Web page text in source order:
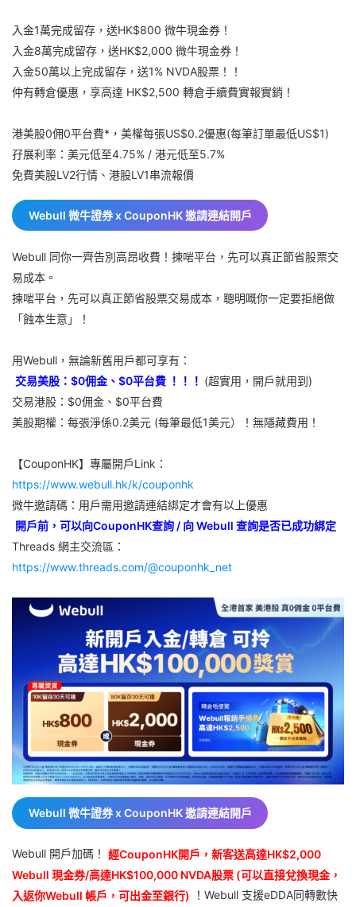
入金1萬完成留存，送HK$800 微牛現金券！
入金8萬完成留存，送HK$2,000 微牛現金券！
入金50萬以上完成留存，送1% NVDA股票！！
仲有轉倉優惠，享高達 HK$2,500 轉倉手續費實報實銷！
港美股0佣0平台費*，美權每張US$0.2優惠(每筆訂單最低US$1)
孖展利率：美元低至4.75% / 港元低至5.7%
免費美股LV2行情、港股LV1串流報價
Webull 微牛證券 x CouponHK 邀請連結開戶
Webull 同你一齊告別高昂收費！揀啱平台，先可以真正節省股票交
易成本。
揀啱平台，先可以真正節省股票交易成本，聰明嘅你一定要拒絕做
「蝕本生意」！
用Webull，無論新舊用戶都可享有：
交易美股：$0佣金、$0平台費 ！！！ (超實用，開戶就用到)
交易港股：$0佣金、$0平台費
美股期權：每張淨係0.2美元 (每筆最低1美元）！無隱藏費用！
【CouponHK】專屬開戶Link：
https://www.webull.hk/k/couponhk
微牛邀請碼：用戶需用邀請連結綁定才會有以上優惠
開戶前，可以向CouponHK查詢 / 向 Webull 查詢是否已成功綁定
Threads 網主交流區：
https://www.threads.com/@couponhk_net
Webull 微牛證券 x CouponHK 邀請連結開戶
Webull 開戶加碼！ 經CouponHK開戶，新客送高達HK$2,000
Webull 現金券/高達HK$100,000 NVDA股票 (可以直接兌換現金，
入返你Webull 帳戶，可出金至銀行)
！Webull 支援eDDA同轉數快